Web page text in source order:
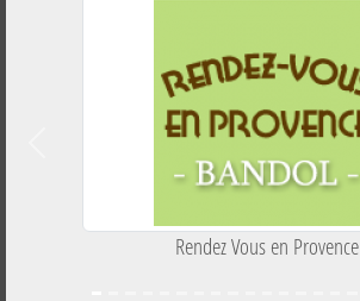
Rendez Vous en Provence